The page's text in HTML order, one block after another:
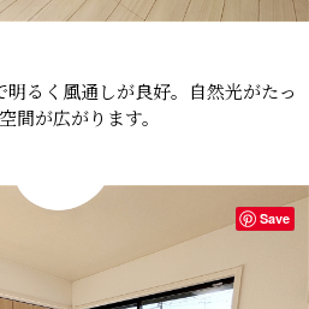
るく風通しが良好。自然光がたっ
間が広がります。
Save